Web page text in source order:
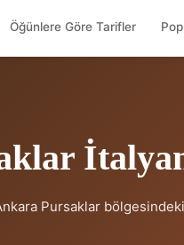
Öğünlere Göre Tarifler
Pursaklar